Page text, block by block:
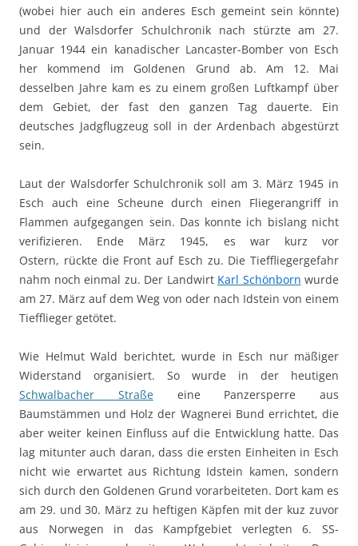
(wobei hier auch ein anderes Esch gemeint sein könnte)
und der Walsdorfer Schulchronik nach stürzte am 27.
Januar 1944 ein kanadischer Lancaster-Bomber von Esch
her kommend im Goldenen Grund ab. Am 12. Mai
desselben Jahre kam es zu einem großen Luftkampf über
dem Gebiet, der fast den ganzen Tag dauerte. Ein
deutsches Jadgflugzeug soll in der Ardenbach abgestürzt
sein.
Laut der Walsdorfer Schulchronik soll am 3. März 1945 in
Esch auch eine Scheune durch einen Fliegerangriff in
Flammen aufgegangen sein. Das konnte ich bislang nicht
verifizieren. Ende März 1945, es war kurz vor
Ostern, rückte die Front auf Esch zu. Die Tieffliegergefahr
nahm noch einmal zu. Der Landwirt Karl Schönborn wurde
am 27. März auf dem Weg von oder nach Idstein von einem
Tiefflieger getötet.
Wie Helmut Wald berichtet, wurde in Esch nur mäßiger
Widerstand organisiert. So wurde in der heutigen
Schwalbacher Straßeeine Panzersperre aus
Baumstämmen und Holz der Wagnerei Bund errichtet, die
aber weiter keinen Einfluss auf die Entwicklung hatte. Das
lag mitunter auch daran, dass die ersten Einheiten in Esch
nicht wie erwartet aus Richtung Idstein kamen, sondern
sich durch den Goldenen Grund vorarbeiteten. Dort kam es
am 29. und 30. März zu heftigen Käpfen mit der kuz zuvor
aus Norwegen in das Kampfgebiet verlegten 6. SS-